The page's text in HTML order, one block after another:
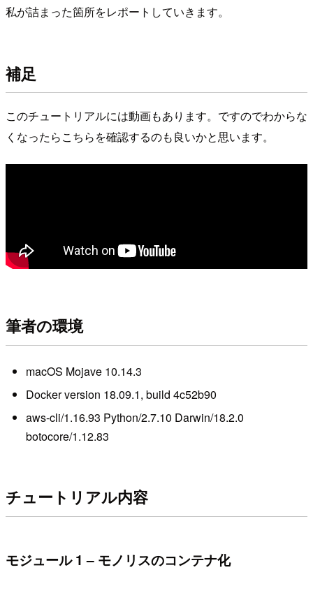
私が詰まった箇所をレポートしていきます。
補足
このチュートリアルには動画もあります。ですのでわからな
くなったらこちらを確認するのも良いかと思います。
筆者の環境
macOS Mojave 10.14.3
Docker version 18.09.1, build 4c52b90
aws-cli/1.16.93 Python/2.7.10 Darwin/18.2.0
botocore/1.12.83
チュートリアル内容
モジュール 1 – モノリスのコンテナ化